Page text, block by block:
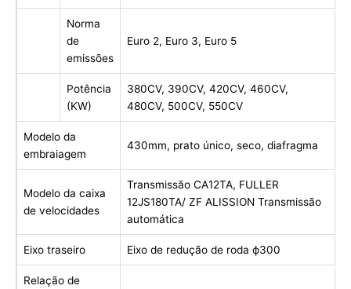
Norma
de
emissões
Euro 2, Euro 3, Euro 5
Potência
(KW)
380CV, 390CV, 420CV, 460CV,
480CV, 500CV, 550CV
Modelo da
embraiagem
430mm, prato único, seco, diafragma
Modelo da caixa
de velocidades
Transmissão CA12TA, FULLER
12JS180TA/ ZF ALISSION Transmissão
automática
Eixo traseiro Eixo de redução de roda ф300
Relação de